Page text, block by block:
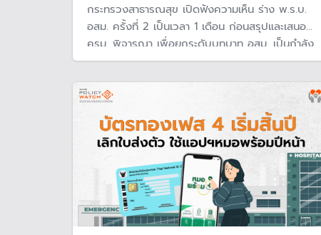
กระทรวงสาธารณสุข เปิดฟังความเห็น ร่าง พ.ร.บ.
อสม. ครั้งที่ 2 เป็นเวลา 1 เดือน ก่อนสรุปและเสนอ
ครม. พิจารณา เพื่อยกระดับบทบาท อสม. เป็นกำลัง
สำคัญดูแลสุขภาพชุมชน พร้อมจัดตั้งองค์กรอาสา
เครือข่ายให้เป็นระบบ